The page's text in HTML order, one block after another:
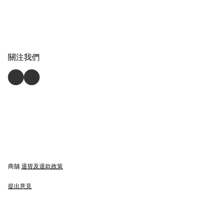
關注我們
商舖 退貨及退款政策
提出意見